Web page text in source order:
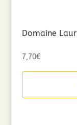
Domaine
7,70€